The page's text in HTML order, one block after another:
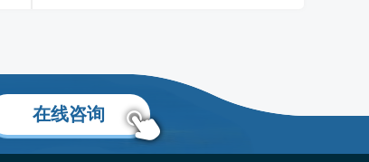
在线咨询